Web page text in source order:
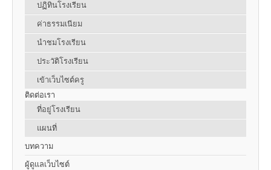
ปฏิทินโรงเรียน
ค่าธรรมเนียม
นำชมโรงเรียน
ประวัติโรงเรียน
เข้าเว็บไซต์ครู
ติดต่อเรา
ที่อยู่โรงเรียน
แผนที่
บทความ
ผู้ดูแลเว็บไซต์